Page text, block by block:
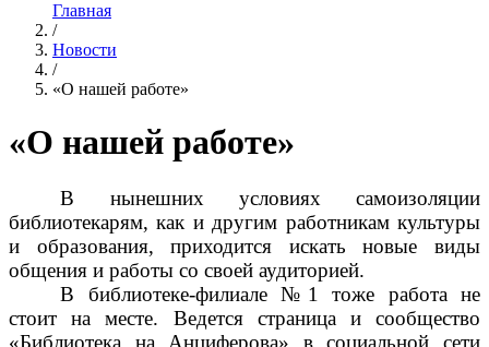
Главная
/
Новости
/
«О нашей работе»
«О нашей работе»
В нынешних условиях самоизоляции
библиотекарям, как и другим работникам культуры
и образования, приходится искать новые виды
общения и работы со своей аудиторией.
В библиотеке-филиале №1 тоже работа не
стоит на месте. Ведется страница и сообщество
«Библиотека на Анциферова» в социальной сети